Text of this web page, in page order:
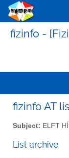
fizinfo -
fizinfo AT
Subject: ELFT
List archive